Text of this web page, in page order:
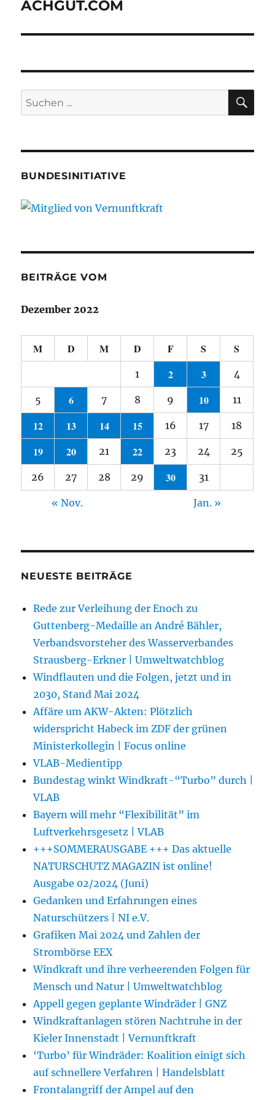
ACHGUT.COM
Suche
nach:
BUNDESINITIATIVE
BEITRÄGE VOM
Dezember 2022
M D M D F S S
1 2 3 4
5 6 7 8 9 10 11
12 13 14 15 16 17 18
19 20 21 22 23 24 25
26 27 28 29 30 31
« Nov. Jan. »
NEUESTE BEITRÄGE
Rede zur Verleihung der Enoch zu
Guttenberg-Medaille an André Bähler,
Verbandsvorsteher des Wasserverbandes
Strausberg-Erkner | Umweltwatchblog
Windflauten und die Folgen, jetzt und in
2030, Stand Mai 2024
Affäre um AKW-Akten: Plötzlich
widerspricht Habeck im ZDF der grünen
Ministerkollegin | Focus online
VLAB-Medientipp
Bundestag winkt Windkraft-“Turbo” durch |
VLAB
Bayern will mehr “Flexibilität” im
Luftverkehrsgesetz | VLAB
+++SOMMERAUSGABE +++ Das aktuelle
NATURSCHUTZ MAGAZIN ist online!
Ausgabe 02/2024 (Juni)
Gedanken und Erfahrungen eines
Naturschützers | NI e.V.
Grafiken Mai 2024 und Zahlen der
Strombörse EEX
Windkraft und ihre verheerenden Folgen für
Mensch und Natur | Umweltwatchblog
Appell gegen geplante Windräder | GNZ
Windkraftanlagen stören Nachtruhe in der
Kieler Innenstadt | Vernunftkraft
‘Turbo’ für Windräder: Koalition einigt sich
auf schnellere Verfahren | Handelsblatt
Frontalangriff der Ampel auf den